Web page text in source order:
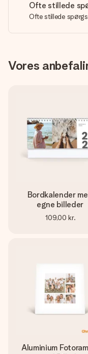
Ofte stillede
Ofte stillede
Vores
Bordkalender
egne billeder
109,00 kr.
Aluminium